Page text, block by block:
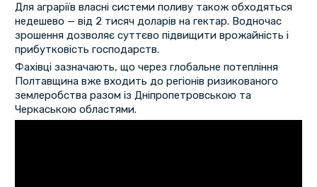
Для аграріїв власні системи поливу також обходяться
недешево — від 2 тисяч доларів на гектар. Водночас
зрошення дозволяє суттєво підвищити врожайність і
прибутковість господарств.
Фахівці зазначають, що через глобальне потепління
Полтавщина вже входить до регіонів ризикованого
землеробства разом із Дніпропетровською та
Черкаською областями.